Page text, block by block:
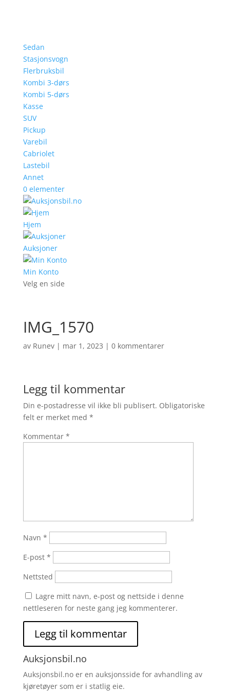
Sedan
Stasjonsvogn
Flerbruksbil
Kombi 3-dørs
Kombi 5-dørs
Kasse
SUV
Pickup
Varebil
Cabriolet
Lastebil
Annet
0 elementer
Hjem
Auksjoner
Min Konto
Velg en side
IMG_1570
av Runev| mar 1, 2023 | 0 kommentarer
Legg til kommentar
Din e-postadresse vil ikke bli publisert. Obligatoriske
felt er merket med *
Kommentar *
Navn *
E-post *
Nettsted
Lagre mitt navn, e-post og nettside i denne
nettleseren for neste gang jeg kommenterer.
Auksjonsbil.no
Auksjonsbil.no er en auksjonsside for avhandling av
kjøretøyer som er i statlig eie.